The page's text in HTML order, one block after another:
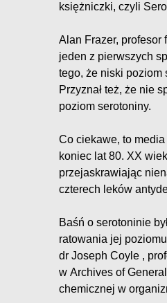
księżniczki, czyli
Alan Frazer,
jeden z pierwszych
tego, że niski poziom
Przyznał też, że nie
poziom serotoniny.
Co ciekawe, to media
koniec lat 80. XX
przejaskrawiając
czterech leków
Baśń o serotoninie
ratowania jej
dr Joseph Coyle ,
w Archives of
chemicznej w